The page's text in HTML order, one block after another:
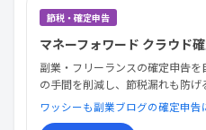
節税・確定申告
マネーフォワード クラウド
副業・フリーランスの確定申告
の手間を削減し、節税漏れも防げ
ワッシーも副業ブログの確定申告